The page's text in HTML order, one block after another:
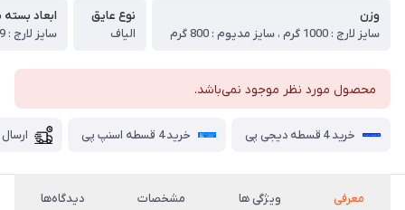
وزن
سایز لارج : 1000 گرم ، سایز مدیوم : 800 گرم
نوع عایق
الیاف
ابعاد بسته
محصول مورد نظر موجود نمی‌باشد.
خرید 4 قسطه دیجی پی خرید 4 قسطه اسنپ پی
معرفی ویژگی ها مشخصات دیدگاه‌ها